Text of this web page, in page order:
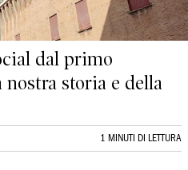
dal primo
storia e della
1 MINUTI DI LETTURA